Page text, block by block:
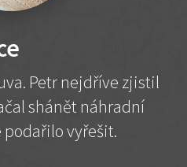
Petr nejdříve zjistil
shánět náhradní
podařilo vyřešit.